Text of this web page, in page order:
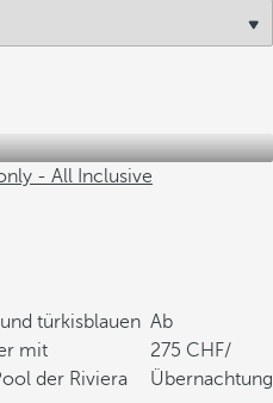
- All Inclusive
türkisblauen
mit
der Riviera
Ab
275
/
Übernachtung